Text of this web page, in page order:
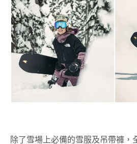
除了雪場上必備的雪服及吊帶褲，